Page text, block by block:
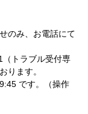
のみ、お電話にて
トラブル受付専
ります。
です。（操作